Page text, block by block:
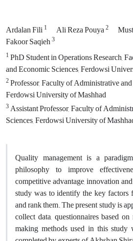
Ardalan Fili1 Ali Reza Pouya2
Fakoor Saqieh3
1PhD Student in Operations Research,
and Economic Sciences, Ferdowsi
2Professor, Faculty of Administrative
Ferdowsi University of Mashhad
3Assistant Professor, Faculty of
Sciences, Ferdowsi University of
Quality management is a
philosophy to improve
competitive advantage, innovation
study was to identify the key
and rank them. The present study is
collect data, questionnaires based
making methods used in this study